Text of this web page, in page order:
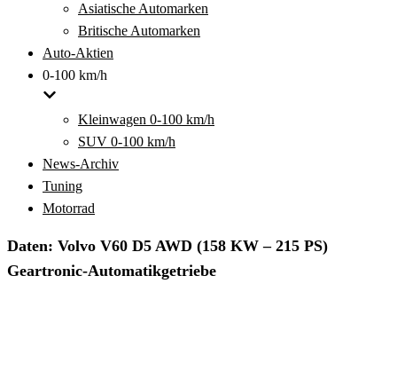
Asiatische Automarken
Britische Automarken
Auto-Aktien
0-100 km/h
Kleinwagen 0-100 km/h
SUV 0-100 km/h
News-Archiv
Tuning
Motorrad
Daten: Volvo V60 D5 AWD (158 KW – 215 PS)
Geartronic-Automatikgetriebe